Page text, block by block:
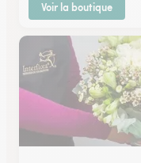
Voir la boutique